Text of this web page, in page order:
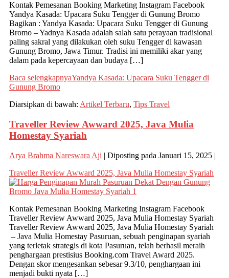
Kontak Pemesanan Booking Marketing Instagram Facebook
Yandya Kasada: Upacara Suku Tengger di Gunung Bromo
Bagikan : Yandya Kasada: Upacara Suku Tengger di Gunung
Bromo – Yadnya Kasada adalah salah satu perayaan tradisional
paling sakral yang dilakukan oleh suku Tengger di kawasan
Gunung Bromo, Jawa Timur. Tradisi ini memiliki akar yang
dalam pada kepercayaan dan budaya […]
Baca selengkapnyaYandya Kasada: Upacara Suku Tengger di
Gunung Bromo
Diarsipkan di bawah: Artikel Terbaru, Tips Travel
Traveller Review Awward 2025, Java Mulia
Homestay Syariah
Arya Brahma Nareswara Aji | Diposting pada Januari 15, 2025 |
Traveller Review Awward 2025, Java Mulia Homestay Syariah
Kontak Pemesanan Booking Marketing Instagram Facebook
Traveller Review Awward 2025, Java Mulia Homestay Syariah
Traveller Review Awward 2025, Java Mulia Homestay Syariah
– Java Mulia Homestay Pasuruan, sebuah penginapan syariah
yang terletak strategis di kota Pasuruan, telah berhasil meraih
penghargaan prestisius Booking.com Travel Award 2025.
Dengan skor mengesankan sebesar 9.3/10, penghargaan ini
menjadi bukti nyata […]